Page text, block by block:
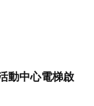
動中心電梯啟